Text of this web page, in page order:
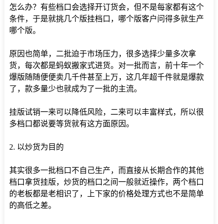
怎么办？有些档口会选择开订货会，但不是每家都有这个
条件，于是就挑几个版挂档口，哪个版客户问得多就生产
哪个版。
原因也简单，二批迫于市场压力，很多选择少量多次拿
货，每次都是蚂蚁搬家式进货。对一批而言，前十年一个
爆版随随便便卖几千件甚至上万，这几年超千件就是爆款
了，款多量少也就成为了一批的主流。
挂版试销一来可以降低风险，二来可以丰富样式，所以很
多档口都说要等货就有这方面原因。
2. 以炒货为目的
其实很多一批档口不自己生产，而直接从长期合作的其他
档口拿货挂版，炒货的档口之间一般就近操作，两个档口
的老板都是老相识了，上下家的价格处理方式也不是简单
的高低之差。